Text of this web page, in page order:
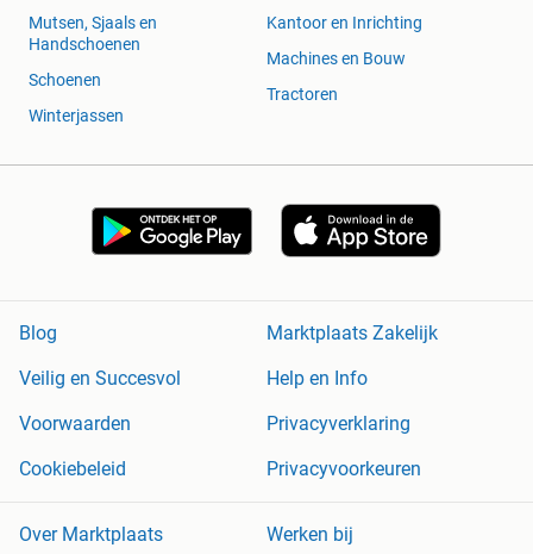
Mutsen, Sjaals en
Handschoenen
Schoenen
Winterjassen
Kantoor en Inrichting
Machines en Bouw
Tractoren
Blog
Marktplaats Zakelijk
Veilig en Succesvol
Help en Info
Voorwaarden
Privacyverklaring
Cookiebeleid
Privacyvoorkeuren
Over Marktplaats Werken bij